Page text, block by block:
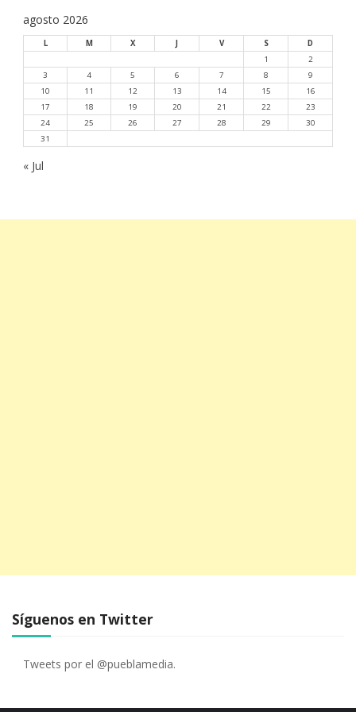
agosto 2026
L M X J V S
D
1
2
3
4 5 6 7 8
9
10
11 12 13 14 15
16
17
18 19 20 21 22
23
24
25 26 27 28 29
30
31
« Jul
Síguenos en Twitter
Tweets por el @pueblamedia.